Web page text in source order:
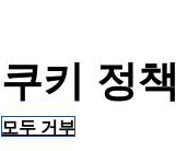
쿠키 정책
모두 거부